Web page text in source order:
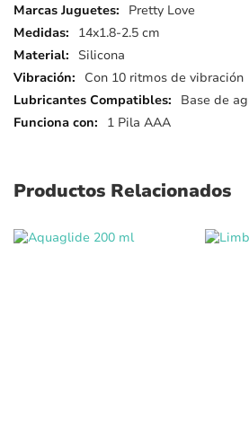
Más
detalles
Pretty Love
14x1.8-2.5 cm
Silicona
Con 10 ritmos de vibración
Base de
1 Pila AAA
Productos Relacionados